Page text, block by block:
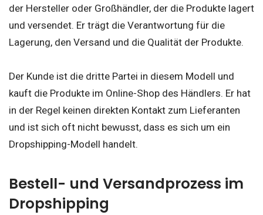
der Hersteller oder Großhändler, der die Produkte lagert
und versendet. Er trägt die Verantwortung für die
Lagerung, den Versand und die Qualität der Produkte.
Der Kunde ist die dritte Partei in diesem Modell und
kauft die Produkte im Online-Shop des Händlers. Er hat
in der Regel keinen direkten Kontakt zum Lieferanten
und ist sich oft nicht bewusst, dass es sich um ein
Dropshipping-Modell handelt.
Bestell- und Versandprozess im
Dropshipping